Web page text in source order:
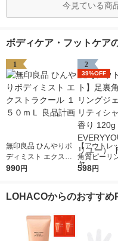
今見ている商
ボディケア・フットケア
1
無印良品 ひんやりボ
ディミスト エクスト
ラクール １５０ｍＬ
990円
2
39%OFF
【アウトレ
角質ピーリ
クラリティ
シシャ
598円
LOHACOからのおすすめ